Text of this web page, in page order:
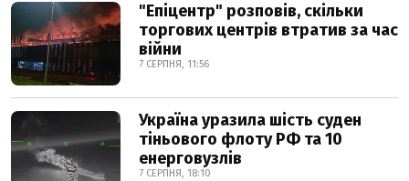
"Епіцентр" розповів, скільки
торгових центрів втратив за час
війни
7 СЕРПНЯ, 11:56
Україна уразила шість суден
тіньового флоту РФ та 10
енерговузлів
7 СЕРПНЯ, 18:10